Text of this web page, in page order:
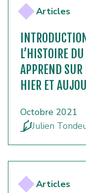
Articles
L’HISTOIRE
APPREND SUR
HIER ET
Octobre 2021
Julien
Articles